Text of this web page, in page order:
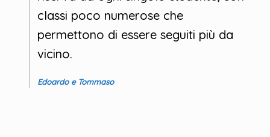
classi poco numerose che
permettono di essere seguiti più da
vicino.
Edoardo e Tommaso